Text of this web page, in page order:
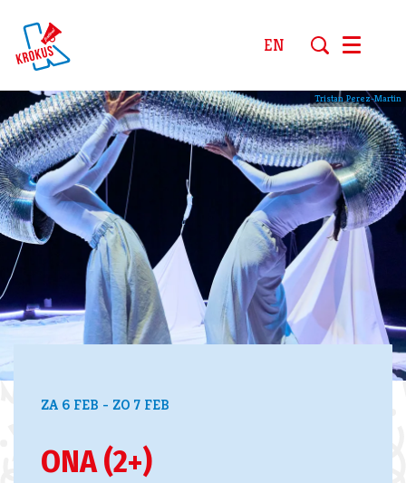
EN Menu
Tristan Perez-Martin
ONA (2+)
ZA 6 FEB - ZO 7 FEB